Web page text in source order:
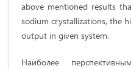
above mentioned results
sodium crystallizations, the
output in given system.
Наиболее